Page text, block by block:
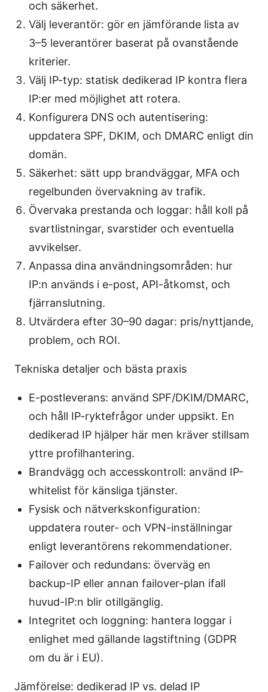
och säkerhet.
Välj leverantör: gör en jämförande lista av
3–5 leverantörer baserat på ovanstående
kriterier.
Välj IP-typ: statisk dedikerad IP kontra flera
IP:er med möjlighet att rotera.
Konfigurera DNS och autentisering:
uppdatera SPF, DKIM, och DMARC enligt din
domän.
Säkerhet: sätt upp brandväggar, MFA och
regelbunden övervakning av trafik.
Övervaka prestanda och loggar: håll koll på
svartlistningar, svarstider och eventuella
avvikelser.
Anpassa dina användningsområden: hur
IP:n används i e-post, API-åtkomst, och
fjärranslutning.
Utvärdera efter 30–90 dagar: pris/nyttjande,
problem, och ROI.
Tekniska detaljer och bästa praxis
E-postleverans: använd SPF/DKIM/DMARC,
och håll IP-ryktefrågor under uppsikt. En
dedikerad IP hjälper här men kräver stillsam
yttre profilhantering.
Brandvägg och accesskontroll: använd IP-
whitelist för känsliga tjänster.
Fysisk och nätverkskonfiguration:
uppdatera router- och VPN-inställningar
enligt leverantörens rekommendationer.
Failover och redundans: överväg en
backup-IP eller annan failover-plan ifall
huvud-IP:n blir otillgänglig.
Integritet och loggning: hantera loggar i
enlighet med gällande lagstiftning (GDPR
om du är i EU).
Jämförelse: dedikerad IP vs. delad IP